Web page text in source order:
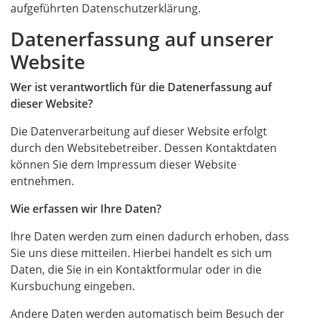
aufgeführten Datenschutzerklärung.
Datenerfassung auf unserer
Website
Wer ist verantwortlich für die Datenerfassung auf
dieser Website?
Die Datenverarbeitung auf dieser Website erfolgt
durch den Websitebetreiber. Dessen Kontaktdaten
können Sie dem Impressum dieser Website
entnehmen.
Wie erfassen wir Ihre Daten?
Ihre Daten werden zum einen dadurch erhoben, dass
Sie uns diese mitteilen. Hierbei handelt es sich um
Daten, die Sie in ein Kontaktformular oder in die
Kursbuchung eingeben.
Andere Daten werden automatisch beim Besuch der